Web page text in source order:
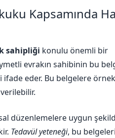
Kapsamında
sahipliği konulu önemli bir
evrakın sahibinin bu
eder. Bu belgelere örnek
düzenlemelere uygun
Tedavül yeteneği, bu